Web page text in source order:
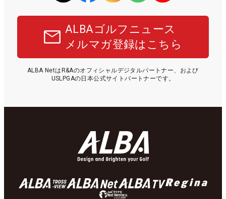
ALBAゴルフニュース
メルマガ登録はこちら
ALBA NetはR&Aのオフィシャルデジタルパートナー、および
USLPGAの日本公式サイトパートナーです。